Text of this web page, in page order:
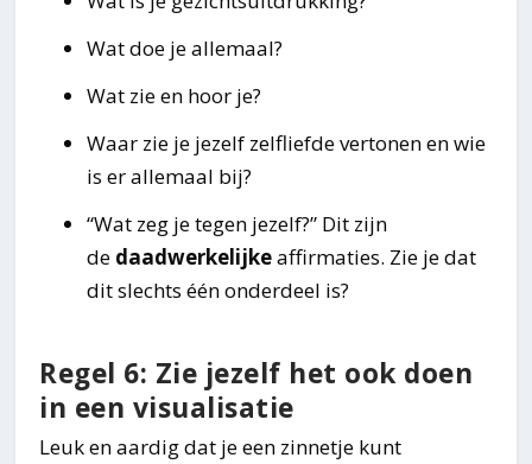
Wat doe je allemaal?
Wat zie en hoor je?
Waar zie je jezelf zelfliefde vertonen en wie
is er allemaal bij?
“Wat zeg je tegen jezelf?” Dit zijn
de daadwerkelijkeaffirmaties. Zie je dat
dit slechts één onderdeel is?
Regel 6: Zie jezelf het ook doen
in een visualisatie
Leuk en aardig dat je een zinnetje kunt